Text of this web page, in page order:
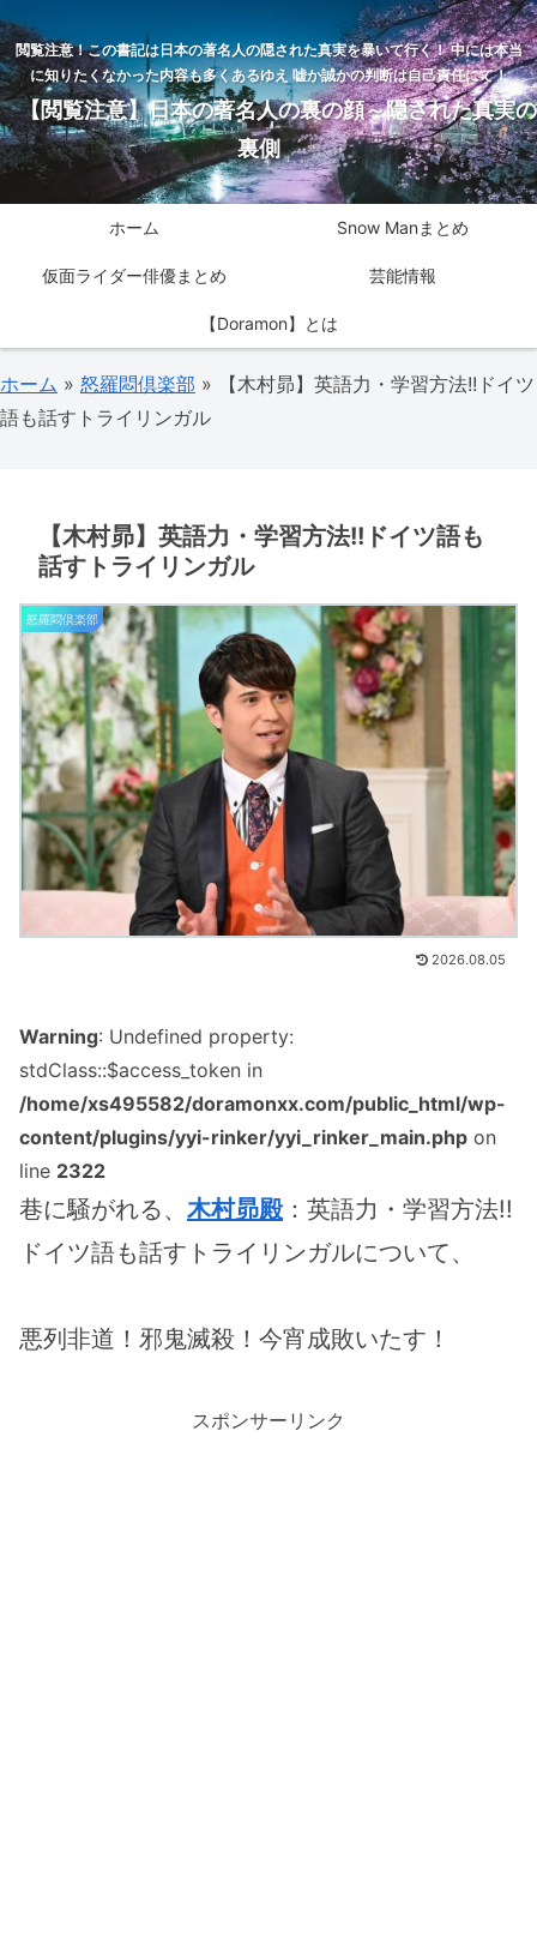
閲覧注意！この書記は日本の著名人の隠された真実を暴いて行く！ 中には本当
に知りたくなかった内容も多くあるゆえ 嘘か誠かの判断は自己責任にて！
【閲覧注意】日本の著名人の裏の顔～隠された真実の
裏側
ホーム Snow Manまとめ
仮面ライダー俳優まとめ 芸能情報
【Doramon】とは
ホーム » 怒羅悶倶楽部 » 【木村昴】英語力・学習方法!!ドイツ
語も話すトライリンガル
【木村昴】英語力・学習方法!!ドイツ語も
話すトライリンガル
怒羅悶倶楽部
2026.08.05
Warning: Undefined property:
stdClass::$access_token in
/home/xs495582/doramonxx.com/public_html/wp-
content/plugins/yyi-rinker/yyi_rinker_main.php on
line 2322
巷に騒がれる、 木村昴殿：英語力・学習方法!!
ドイツ語も話すトライリンガルについて、
悪列非道！邪鬼滅殺！今宵成敗いたす！
スポンサーリンク